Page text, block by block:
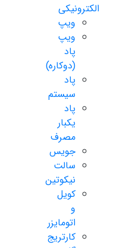
الکترونیکی
ویپ
ویپ
پاد
(دوکاره)
پاد
سیستم
پاد
یکبار
مصرف
جویس
سالت
نیکوتین
کویل
و
اتومایزر
کارتریج